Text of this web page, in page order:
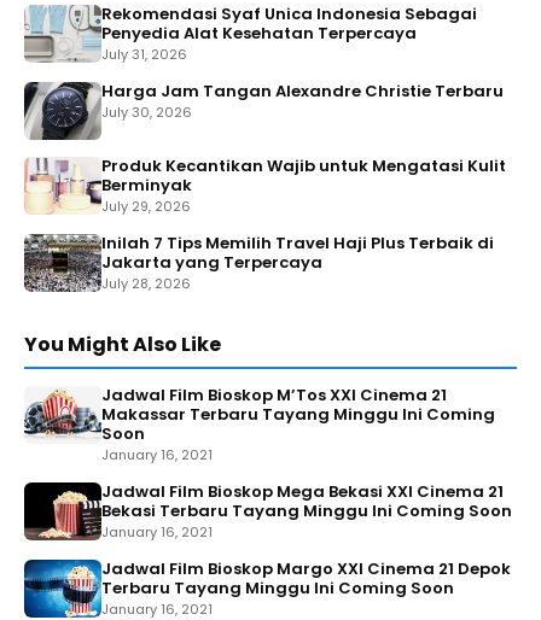
Rekomendasi Syaf Unica Indonesia Sebagai
Penyedia Alat Kesehatan Terpercaya
July 31, 2026
Harga Jam Tangan Alexandre Christie Terbaru
July 30, 2026
Produk Kecantikan Wajib untuk Mengatasi Kulit
Berminyak
July 29, 2026
Inilah 7 Tips Memilih Travel Haji Plus Terbaik di
Jakarta yang Terpercaya
July 28, 2026
You Might Also Like
Jadwal Film Bioskop M’Tos XXI Cinema 21
Makassar Terbaru Tayang Minggu Ini Coming
Soon
January 16, 2021
Jadwal Film Bioskop Mega Bekasi XXI Cinema 21
Bekasi Terbaru Tayang Minggu Ini Coming Soon
January 16, 2021
Jadwal Film Bioskop Margo XXI Cinema 21 Depok
Terbaru Tayang Minggu Ini Coming Soon
January 16, 2021